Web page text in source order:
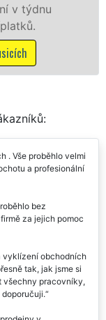
Mám zájem o
. Vše proběhlo velmi
a profesionální
bez
za jejich pomoc
vyklízení obchodních
tak, jak jsme si
všechny pracovníky,